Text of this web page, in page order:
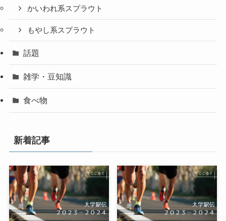
かいわれ系スプラウト
もやし系スプラウト
話題
雑学・豆知識
食べ物
新着記事